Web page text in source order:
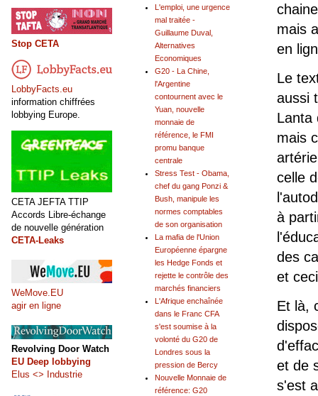
mais
en
Le
aussi
Lanta
mais
celle
à
des
et
Et là,
et de
s'est
L'emploi, une urgence
mal traitée -
Guillaume Duval,
Alternatives
Economiques
G20 - La Chine,
l'Argentine
contournent avec le
Yuan, nouvelle
monnaie de
référence, le FMI
promu banque
centrale
Stress Test - Obama,
chef du gang Ponzi &
Bush, manipule les
normes comptables
de son organisation
La mafia de l'Union
Européenne épargne
les Hedge Fonds et
rejette le contrôle des
marchés financiers
L'Afrique enchaînée
dans le Franc CFA
s'est soumise à la
volonté du G20 de
Londres sous la
pression de Bercy
Nouvelle Monnaie de
référence: G20
Stop CETA
LobbyFacts.eu
information chiffrées
lobbying Europe.
CETA JEFTA TTIP
Accords Libre-échange
de nouvelle génération
CETA-Leaks
WeMove.EU
agir en ligne
Revolving Door Watch
EU Deep lobbying
Elus <> Industrie